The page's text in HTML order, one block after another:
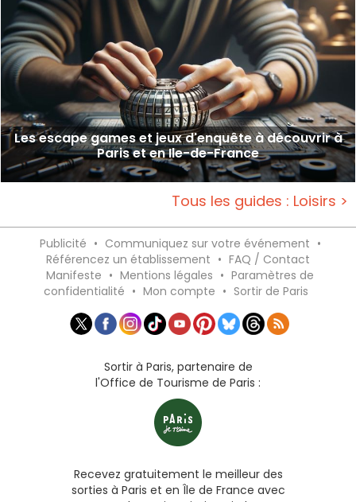
Les escape games et jeux d'enquête à découvrir à
Paris et en Ile-de-France
Tous les guides : Loisirs >
Publicité • Communiquez sur votre événement •
Référencez un établissement • FAQ / Contact
Manifeste • Mentions légales • Paramètres de
confidentialité • Mon compte • Sortir de Paris
Sortir à Paris, partenaire de
l'Office de Tourisme de Paris :
Recevez gratuitement le meilleur des
sorties à Paris et en Île de France avec